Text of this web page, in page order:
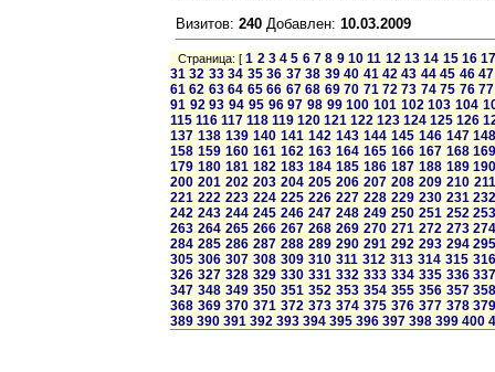
Визитов: 240 Добавлен: 10.03.2009
Страница: [1 2 3 4 5 6 7 8 9 10 11 12 13 14 15 16
31 32 33 34 35 36 37 38 39 40 41 42 43 44 45 46 47
61 62 63 64 65 66 67 68 69 70 71 72 73 74 75 76 77
91 92 93 94 95 96 97 98 99 100 101 102 103 104
115 116 117 118 119 120 121 122 123 124 125 126
137 138 139 140 141 142 143 144 145 146 147
158 159 160 161 162 163 164 165 166 167 168
179 180 181 182 183 184 185 186 187 188 189
200 201 202 203 204 205 206 207 208 209 210 211
221 222 223 224 225 226 227 228 229 230 231
242 243 244 245 246 247 248 249 250 251 252
263 264 265 266 267 268 269 270 271 272 273
284 285 286 287 288 289 290 291 292 293 294
305 306 307 308 309 310 311 312 313 314 315 316
326 327 328 329 330 331 332 333 334 335 336
347 348 349 350 351 352 353 354 355 356 357
368 369 370 371 372 373 374 375 376 377 378
389 390 391 392 393 394 395 396 397 398 399 400